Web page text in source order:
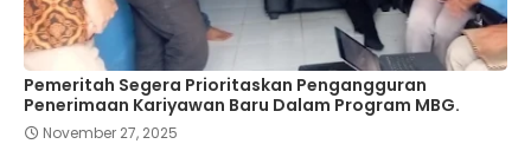
Pemeritah Segera Prioritaskan Pengangguran
Penerimaan Kariyawan Baru Dalam Program MBG.
November 27, 2025